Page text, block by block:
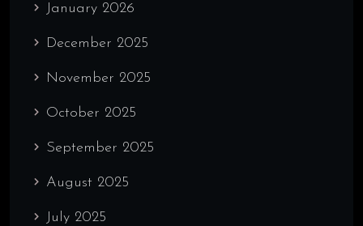
January 2026
December 2025
November 2025
October 2025
September 2025
August 2025
July 2025